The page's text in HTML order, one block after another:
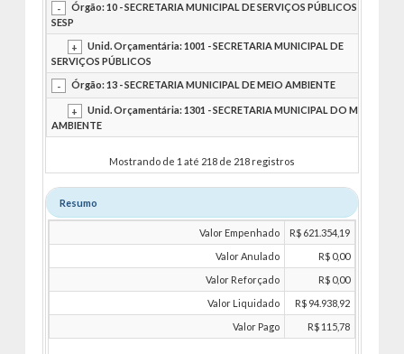
Órgão: 10 - SECRETARIA MUNICIPAL DE SERVIÇOS PÚBLICOS -
SESP
Unid. Orçamentária: 1001 - SECRETARIA MUNICIPAL DE
SERVIÇOS PÚBLICOS
Órgão: 13 - SECRETARIA MUNICIPAL DE MEIO AMBIENTE
Unid. Orçamentária: 1301 - SECRETARIA MUNICIPAL DO MEIO
AMBIENTE
Mostrando de 1 até 218 de 218 registros
Resumo
Valor Empenhado
R$ 621.354,19
Valor Anulado
R$ 0,00
Valor Reforçado
R$ 0,00
Valor Liquidado
R$ 94.938,92
Valor Pago
R$ 115,78